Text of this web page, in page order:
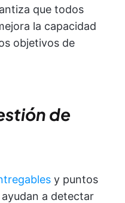
que todos
la capacidad
objetivos de
de
y puntos
a detectar